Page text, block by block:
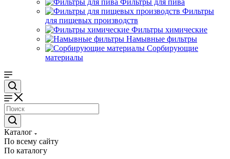
Фильтры для пива
Фильтры
для пищевых производств
Фильтры химические
Намывные фильтры
Сорбирующие
материалы
Каталог
По всему сайту
По каталогу